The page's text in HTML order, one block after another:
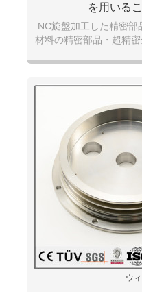
を用いる
NC旋盤加工した精密部
材料の精密部品・超精
ウ